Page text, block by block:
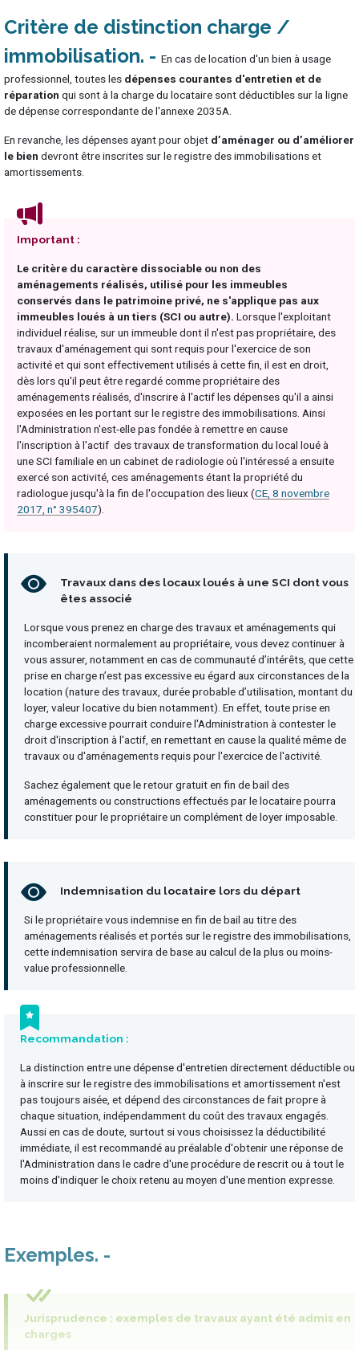
Critère de distinction charge /
immobilisation
En cas de location d'un bien à usage
professionnel, toutes les dépenses courantes d'entretien et de
réparation qui sont à la charge du locataire sont déductibles sur la ligne
de dépense correspondante de l'annexe 2035A.
En revanche, les dépenses ayant pour objet d’aménager ou d’améliorer
le bien devront être inscrites sur le registre des immobilisations et
amortissements.
Important :
Le critère du caractère dissociable ou non des
aménagements réalisés, utilisé pour les immeubles
conservés dans le patrimoine privé, ne s'applique pas aux
immeubles loués à un tiers (SCI ou autre). Lorsque l'exploitant
individuel réalise, sur un immeuble dont il n'est pas propriétaire, des
travaux d'aménagement qui sont requis pour l'exercice de son
activité et qui sont effectivement utilisés à cette fin, il est en droit,
dès lors qu'il peut être regardé comme propriétaire des
aménagements réalisés, d'inscrire à l'actif les dépenses qu'il a ainsi
exposées en les portant sur le registre des immobilisations. Ainsi
l'Administration n'est-elle pas fondée à remettre en cause
l'inscription à l'actif des travaux de transformation du local loué à
une SCI familiale en un cabinet de radiologie où l'intéressé a ensuite
exercé son activité, ces aménagements étant la propriété du
radiologue jusqu'à la fin de l'occupation des lieux (CE, 8 novembre
2017, n° 395407).
Travaux dans des locaux loués à une SCI dont vous
êtes associé
Lorsque vous prenez en charge des travaux et aménagements qui
incomberaient normalement au propriétaire, vous devez continuer à
vous assurer, notamment en cas de communauté d’intérêts, que cette
prise en charge n’est pas excessive eu égard aux circonstances de la
location (nature des travaux, durée probable d’utilisation, montant du
loyer, valeur locative du bien notamment). En effet, toute prise en
charge excessive pourrait conduire l'Administration à contester le
droit d'inscription à l'actif, en remettant en cause la qualité même de
travaux ou d'aménagements requis pour l'exercice de l'activité.
Sachez également que le retour gratuit en fin de bail des
aménagements ou constructions effectués par le locataire pourra
constituer pour le propriétaire un complément de loyer imposable.
Indemnisation du locataire lors du départ
Si le propriétaire vous indemnise en fin de bail au titre des
aménagements réalisés et portés sur le registre des immobilisations,
cette indemnisation servira de base au calcul de la plus ou moins-
value professionnelle.
Recommandation :
La distinction entre une dépense d'entretien directement déductible ou
à inscrire sur le registre des immobilisations et amortissement n'est
pas toujours aisée, et dépend des circonstances de fait propre à
chaque situation, indépendamment du coût des travaux engagés.
Aussi en cas de doute, surtout si vous choisissez la déductibilité
immédiate, il est recommandé au préalable d'obtenir une réponse de
l'Administration dans le cadre d'une procédure de rescrit ou à tout le
moins d'indiquer le choix retenu au moyen d'une mention expresse.
Exemples
Jurisprudence : exemples de travaux ayant été admis en
charges